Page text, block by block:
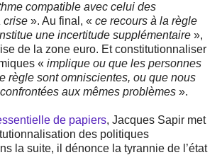
compatible avec celui des
crise ». Au final, « ce recours à la règle
une incertitude supplémentaire »,
de la zone euro. Et constitutionnaliser
« implique ou que les personnes
règle sont omniscientes, ou que nous
aux mêmes problèmes ».
de papiers, Jacques Sapir met
des politiques
la suite, il dénonce la tyrannie de l’état